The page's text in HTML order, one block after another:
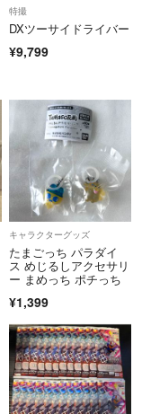
特撮
DXツーサイドライバー
¥9,799
キャラクターグッズ
たまごっち パラダイ
ス めじるしアクセサリ
ー まめっち ポチっち
¥1,399